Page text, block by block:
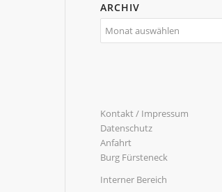
ARCHIV
Kontakt / Impressum
Datenschutz
Anfahrt
Burg Fürsteneck
Interner Bereich